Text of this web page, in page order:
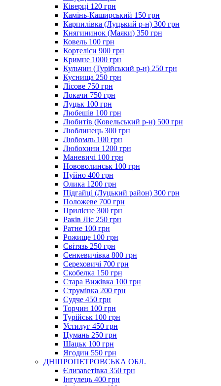
Ківерці 120 грн
Камінь-Каширський 150 грн
Карпилівка (Луцький р-н) 300 грн
Княгининок (Маяки) 350 грн
Ковель 100 грн
Кортеліси 900 грн
Кримне 1000 грн
Кульчин (Турійський р-н) 250 грн
Куснища 250 грн
Лісове 750 грн
Локачи 750 грн
Луцьк 100 грн
Любешів 100 грн
Любитів (Ковельський р-н) 500 грн
Люблинець 300 грн
Любомль 100 грн
Любохини 1200 грн
Маневичі 100 грн
Нововолинськ 100 грн
Нуйно 400 грн
Олика 1200 грн
Підгайці (Луцький район) 300 грн
Положеве 700 грн
Прилісне 300 грн
Раків Ліс 250 грн
Ратне 100 грн
Рожище 100 грн
Світязь 250 грн
Сенкевичівка 800 грн
Сереховичі 700 грн
Скобелка 150 грн
Стара Вижівка 100 грн
Струмівка 200 грн
Судче 450 грн
Торчин 100 грн
Турійськ 100 грн
Устилуг 450 грн
Цумань 250 грн
Шацьк 100 грн
Ягодин 550 грн
ДНІПРОПЕТРОВСЬКА ОБЛ.
Єлизаветівка 350 грн
Інгулець 400 грн